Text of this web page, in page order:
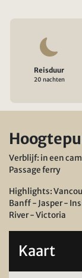
Reisduur
20 nachten
Verblijf: in een
Passage ferry
Highlights:
Banff - Jasper -
River - Victoria
Kaart